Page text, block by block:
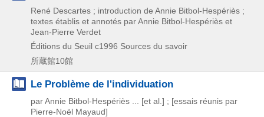
René Descartes ; introduction de Annie Bitbol-Hespériès ;
textes établis et annotés par Annie Bitbol-Hespériès et
Jean-Pierre Verdet
Éditions du Seuil c1996 Sources du savoir
所蔵館10館
Le Problème de l'individuation
par Annie Bitbol-Hespériès ... [et al.] ; [essais réunis par
Pierre-Noël Mayaud]